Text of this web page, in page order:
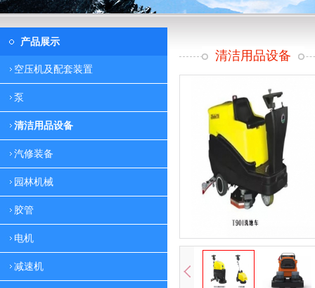
产品展示
空压机及配套装置
泵
清洁用品设备
汽修装备
园林机械
胶管
电机
减速机
清洁用品设备